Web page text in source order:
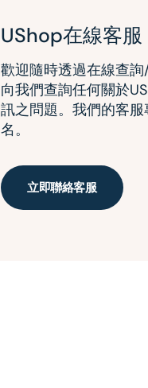
UShop在線客服
歡迎隨時透過在線查
向我們查詢任何關於
訊之問題。我們的客
名。
立即聯絡客服